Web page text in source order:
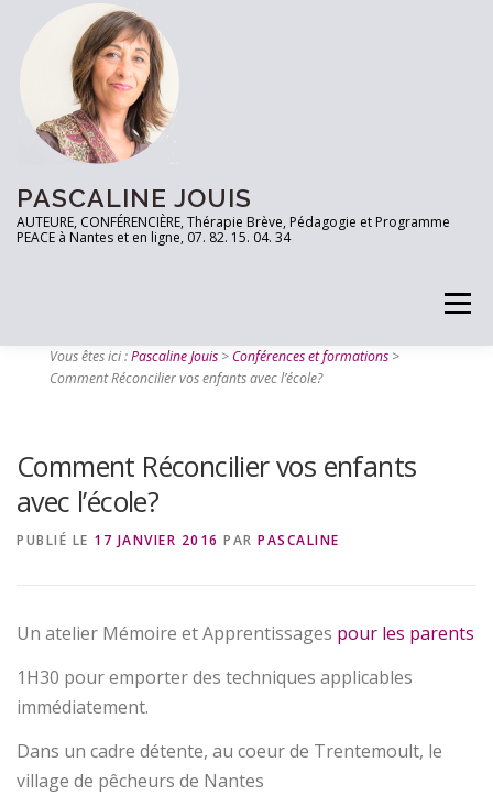
PASCALINE JOUIS
AUTEURE, CONFÉRENCIÈRE, Thérapie Brève, Pédagogie et Programme
PEACE à Nantes et en ligne, 07. 82. 15. 04. 34
Menu
PRENEZ RDV TESTEZ VOUS!
ARTICLES CONTACT
Vous êtes ici :Pascaline Jouis> Conférences et formations>
Comment Réconcilier vos enfants avec l’école?
Comment Réconcilier vos enfants
avec l’école?
PUBLIÉ LE 17 JANVIER 2016 PAR PASCALINE
Un atelier Mémoire et Apprentissages pour les parents
1H30 pour emporter des techniques applicables
immédiatement.
Dans un cadre détente, au coeur de Trentemoult, le
village de pêcheurs de Nantes